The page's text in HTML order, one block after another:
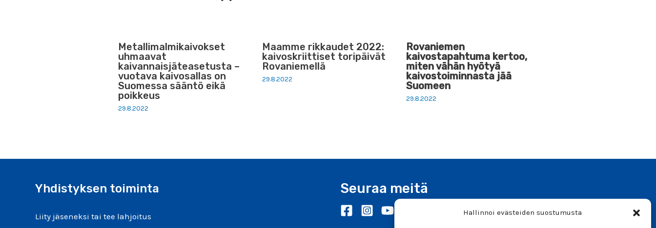
Hallinnoi evästeiden suostumusta
Metallimalmikaivokset
uhmaavat
kaivannaisjäteasetusta –
vuotava kaivosallas on
Suomessa sääntö eikä
poikkeus
29.8.2022
Maamme rikkaudet 2022:
kaivoskriittiset toripäivät
Rovaniemellä
29.8.2022
Rovaniemen
kaivostapahtuma kertoo,
miten vähän hyötyä
kaivostoiminnasta jää
Suomeen
29.8.2022
Yhdistyksen toiminta
Liity jäseneksi tai tee lahjoitus
Seuraa meitä